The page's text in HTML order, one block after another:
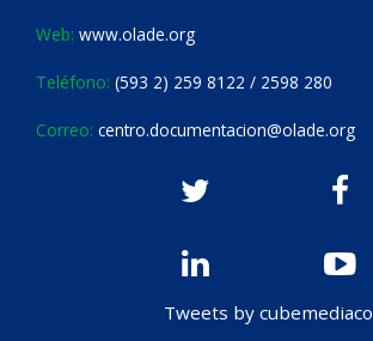
Web: www.olade.org
Teléfono: (593 2) 259 8122 / 2598 280
Correo: centro.documentacion@olade.org
Tweets by cubemediaco